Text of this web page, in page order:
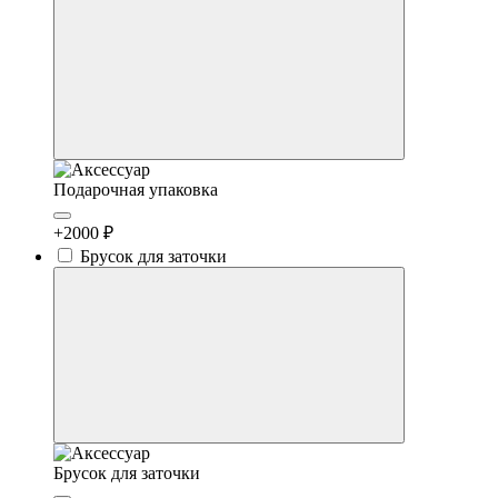
Подарочная упаковка
+2000 ₽
Брусок для заточки
Брусок для заточки